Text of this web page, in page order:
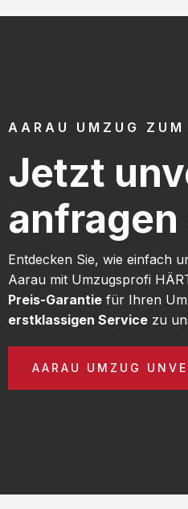
AARAU UMZUG ZUM
Jetzt
anfragen
Entdecken Sie, wie einfach
Aarau mit Umzugsprofi
Preis-Garantie für Ihren
erstklassigen Service zu
AARAU UMZUG